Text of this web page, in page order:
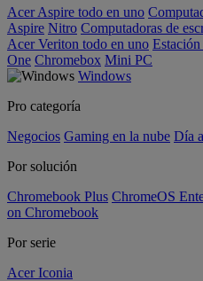
Acer Aspire todo en uno
Aspire Nitro Computadoras de
Acer Veriton todo en uno
One Chromebox Mini PC
Windows
Pro categoría
Negocios Gaming en la nube Día
Por solución
Chromebook Plus ChromeOS
on Chromebook
Por serie
Acer Iconia